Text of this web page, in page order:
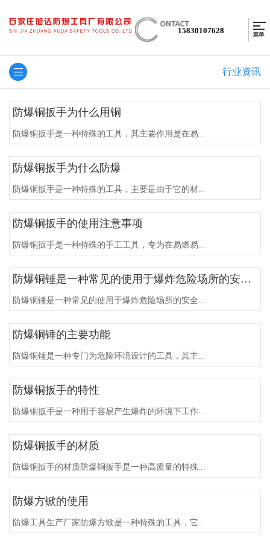
15830107628
行业资讯
防爆铜扳手为什么用铜
防爆铜扳手是一种特殊的工具，其主要作用是在易...
防爆铜扳手为什么防爆
防爆铜扳手是一种特殊的工具，主要是由于它的材...
防爆铜扳手的使用注意事项
防爆铜扳手是一种特殊的手工工具，专为在易燃易...
防爆铜锤是一种常见的使用于爆炸危险场所的安全防护工具
防爆铜锤是一种常见的使用于爆炸危险场所的安全...
防爆铜锤的主要功能
防爆铜锤是一种专门为危险环境设计的工具，其主...
防爆铜扳手的特性
防爆铜扳手是一种用于容易产生爆炸的环境下工作...
防爆铜扳手的材质
防爆铜扳手的材质防爆铜扳手是一种高质量的特殊...
防爆方锨的使用
防爆工具生产厂家防爆方锨是一种特殊的工具，它...